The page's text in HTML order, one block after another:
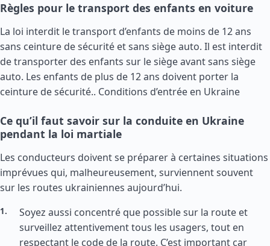
Règles pour le transport des enfants en voiture
La loi interdit le transport d’enfants de moins de 12 ans
sans ceinture de sécurité et sans siège auto. Il est interdit
de transporter des enfants sur le siège avant sans siège
auto. Les enfants de plus de 12 ans doivent porter la
ceinture de sécurité.. Conditions d’entrée en Ukraine
Ce qu’il faut savoir sur la conduite en Ukraine
pendant la loi martiale
Les conducteurs doivent se préparer à certaines situations
imprévues qui, malheureusement, surviennent souvent
sur les routes ukrainiennes aujourd’hui.
Soyez aussi concentré que possible sur la route et
surveillez attentivement tous les usagers, tout en
respectant le code de la route. C’est important car